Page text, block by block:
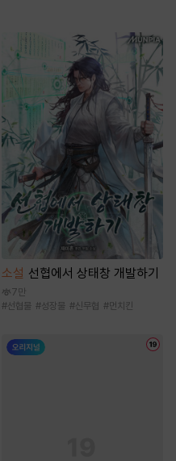
소설 선협에서 상태창 개발하기
7만
#선협물 #성장물 #신무협 #먼치킨